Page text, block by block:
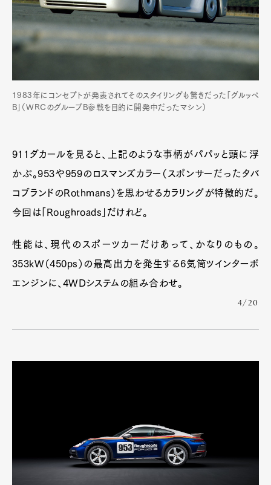
1983年にコンセプトが発表されてそのスタイリングも驚きだった「グルッペ
B」（WRCのグループB参戦を目的に開発中だったマシン）
911ダカールを見ると、上記のような事柄がパパッと頭に浮
かぶ。953や959のロスマンズカラー（スポンサーだったタバ
コブランドのRothmans）を思わせるカラリングが特徴的だ。
今回は「Roughroads」だけれど。
性能は、現代のスポーツカーだけあって、かなりのもの。
353kW（450ps）の最高出力を発生する6気筒ツインターボ
エンジンに、4WDシステムの組み合わせ。
4/20